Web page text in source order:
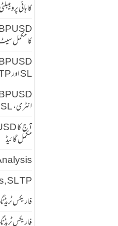
کا ہائی
کا مکمل
SL اور TP گائیڈ
انٹری، SL اور TP گائیڈ
مکمل گائیڈ
SL TP
فاریکس